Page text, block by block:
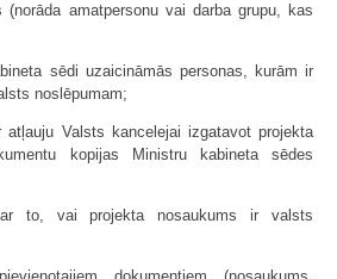
(norāda amatpersonu vai darba grupu, kas
sēdi uzaicināmās personas, kurām ir
noslēpumam;
atļauju Valsts kancelejai izgatavot projekta
kopijas Ministru kabineta sēdes
to, vai projekta nosaukums ir valsts